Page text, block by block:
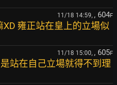
11/18 14:59, , 604F
雍正站在皇上的立場似
11/18 15:00, , 605F
站在自己立場就得不到理